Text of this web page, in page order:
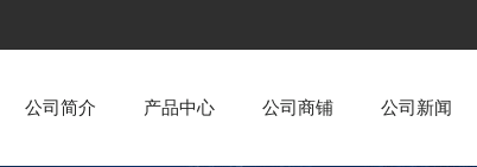
公司简介 产品中心 公司商铺 公司新闻